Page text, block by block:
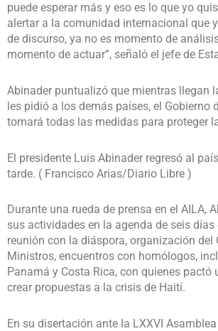
puede esperar más y eso es lo que yo
alertar a la comunidad internacional que
de discurso, ya no es momento de
momento de actuar”, señaló el jefe de
Abinader puntualizó que mientras llegan
les pidió a los demás países, el Gobierno
tomará todas las medidas para proteger
El presidente Luis Abinader regresó al
tarde. ( Francisco Arias/Diario Libre )
Durante una rueda de prensa en el AILA,
sus actividades en la agenda de seis días
reunión con la diáspora, organización del
Ministros, encuentros con homólogos,
Panamá y Costa Rica, con quienes pactó
crear propuestas a la crisis de Haití.
En su disertación ante la LXXVI